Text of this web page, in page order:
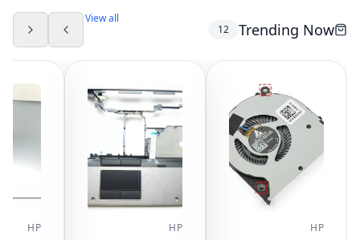
Trending Now
12
View all
HP
HP
HP